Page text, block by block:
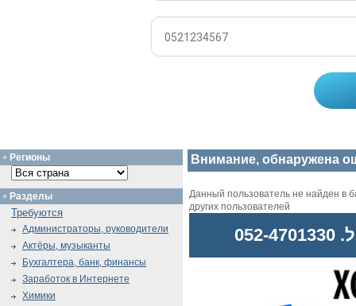
Внимание, обнаружена
Данный пользователь не найден в
других пользователей
Регионы
Разделы
Требуются
Администраторы, руководители
Актёры, музыканты
Бухгалтера, банк, финансы
Заработок в Интернете
Химики